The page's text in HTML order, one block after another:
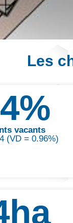
Les
%
vacants
(VD = 0.96%)
ha